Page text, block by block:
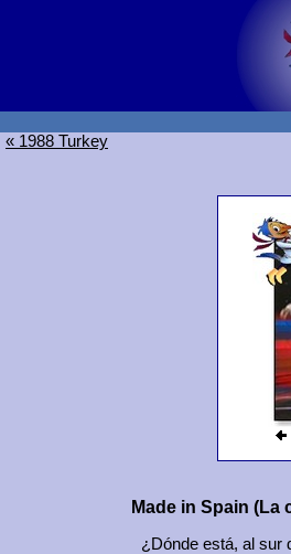
« 1988 Turkey
Made in Spain (La
¿Dónde está, al sur